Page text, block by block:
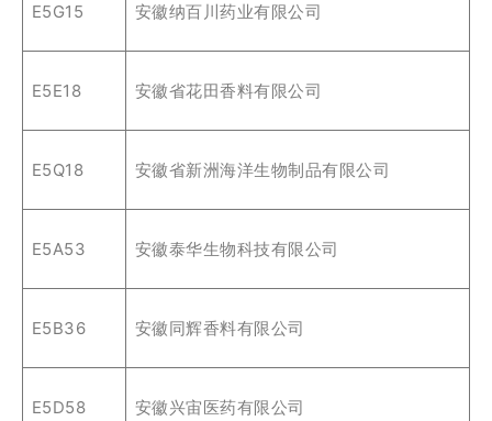
E5G15 安徽纳百川药业有限公司
E5E18 安徽省花田香料有限公司
E5Q18 安徽省新洲海洋生物制品有限公司
E5A53 安徽泰华生物科技有限公司
E5B36 安徽同辉香料有限公司
E5D58 安徽兴宙医药有限公司